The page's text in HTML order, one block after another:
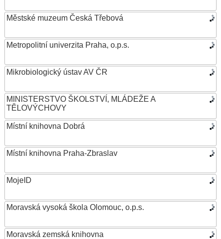
Městské muzeum Česká Třebová
Metropolitní univerzita Praha, o.p.s.
Mikrobiologický ústav AV ČR
MINISTERSTVO ŠKOLSTVÍ, MLÁDEŽE A
TĚLOVÝCHOVY
Místní knihovna Dobrá
Místní knihovna Praha-Zbraslav
MojeID
Moravská vysoká škola Olomouc, o.p.s.
Moravská zemská knihovna